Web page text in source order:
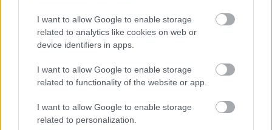
I want to allow Google to enable storage
related to analytics like cookies on web or
device identifiers in apps.
I want to allow Google to enable storage
related to functionality of the website or app.
I want to allow Google to enable storage
related to personalization.
Filmklasszikus: Mission:
Hegyi Balázs| 2021 május 22. 20:00